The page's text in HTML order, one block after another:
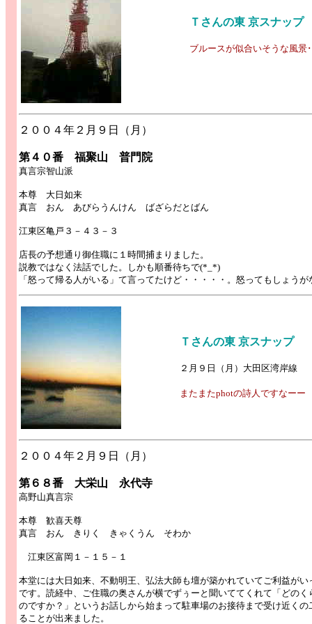
Ｔさんの東 京スナップ
ブルースが似合いそうな風景
２００４年２月９日（月）
第４０番 福聚山 普門院
真言宗智山派
本尊 大日如来
真言 おん あびらうんけん ばざらだとばん
江東区亀戸３－４３－３
店長の予想通り御住職に１時間捕まりました。
説教ではなく法話でした。しかも順番待ちで(*_*)
「怒って帰る人がいる」て言ってたけど・・・・・。怒ってもしょう
Ｔさんの東 京スナップ
２月９日（月）大田区湾岸線
またまたphotの詩人ですなーー
２００４年２月９日（月）
第６８番 大栄山 永代寺
高野山真言宗
本尊 歓喜天尊
真言 おん きりく きゃくうん そわか
江東区富岡１－１５－１
本堂には大日如来、不動明王、弘法大師も壇が築かれていてご利益が
です。読経中、ご住職の奥さんが横でずぅーと聞いててくれて「どの
のですか？」というお話しから始まって駐車場のお接待まで受け近く
ることが出来ました。